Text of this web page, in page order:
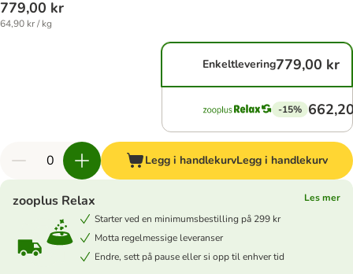
779,00 kr
64,90 kr / kg
Enkeltlevering779,00 kr
-15%
Legg i handlekurvLegg i handlekurv
zooplus Relax
Les mer
Starter ved en minimumsbestilling på 299 kr
Motta regelmessige leveranser
Endre, sett på pause eller si opp til enhver tid